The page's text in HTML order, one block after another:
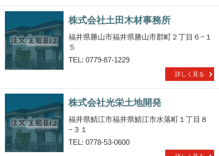
株式会社土田木材事務所
福井県勝山市福井県勝山市郡町２丁目６−１
５
TEL: 0779-87-1229
詳しく見る
株式会社光栄土地開発
福井県鯖江市福井県鯖江市水落町１丁目８
−３１
TEL: 0778-53-0600